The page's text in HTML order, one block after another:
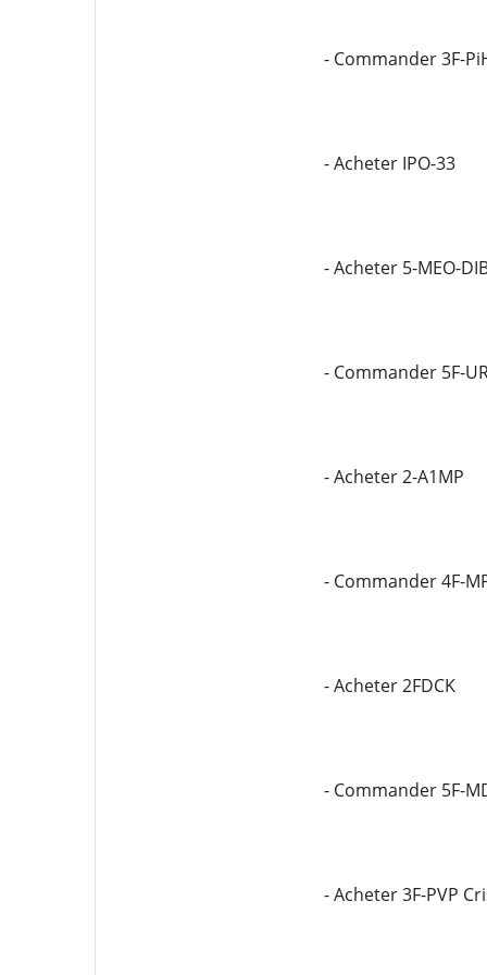
- Commander 3F-
- Acheter IPO-33
- Acheter 5-MEO-
- Commander 5F-
- Acheter 2-A1MP
- Commander 4F-
- Acheter 2FDCK
- Commander 5F-
- Acheter 3F-PVP